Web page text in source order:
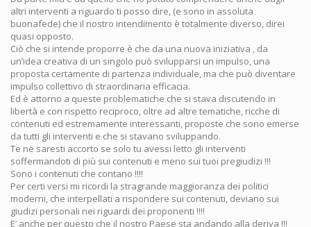
altri interventi a riguardo ti posso dire, (e sono in assoluta
buonafede) che il nostro intendimento è totalmente diverso, direi
quasi opposto.
Ciò che si intende proporre è che da una nuova iniziativa , da
un’idea creativa di un singolo può svilupparsi un impulso, una
proposta certamente di partenza individuale, ma che può diventare
impulso collettivo di straordinaria efficacia.
Ed è attorno a queste problematiche che si stava discutendo in
libertà e con rispetto reciproco, oltre ad altre tematiche, ricche di
contenuti ed estremamente interessanti, proposte che sono emerse
da tutti gli interventi e che si stavano sviluppando.
Te ne saresti accorto se solo tu avessi letto gli interventi
soffermandoti di più sui contenuti e meno sui tuoi pregiudizi !!!
Sono i contenuti che contano !!!!
Per certi versi mi ricordi la stragrande maggioranza dei politici
moderni, che interpellati a rispondere sui contenuti, deviano sui
giudizi personali nei riguardi dei proponenti !!!!
E’ anche per questo che il nostro Paese sta andando alla deriva !!!